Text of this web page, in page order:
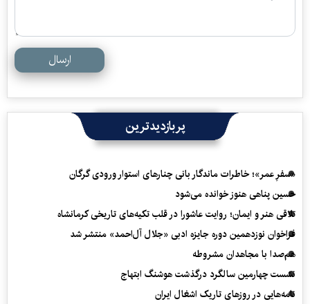
ارسال
پربازدیدترین
«سفرِ عمر»؛ خاطرات ماندگار بانی چنارهای استوار ورودی گرگان
حسین پناهی هنوز خوانده می‌شود
تلاقی هنر و ایمان؛ روایت عاشورا در قلب تکیه‌های تاریخی کرمانشاه
فراخوان نوزدهمین دوره جایزه ادبی «جلال آل‌احمد» منتشر شد
هم‌صدا با مجاهدان مشروطه
نشست چهارمین سالگرد درگذشت هوشنگ ابتهاج
نامه‌هایی در روزهای تاریک اشغال ایران